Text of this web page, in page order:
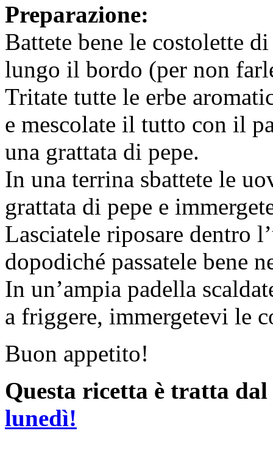
Preparazione:
Battete bene le costolette
lungo il bordo (per non
Tritate tutte le erbe
e mescolate il tutto con il
una grattata di pepe.
In una terrina sbattete le
grattata di pepe e
Lasciatele riposare dentro
dopodiché passatele bene
In un’ampia padella
a friggere, immergetevi le
Buon appetito!
Questa ricetta è tratta
lunedì!